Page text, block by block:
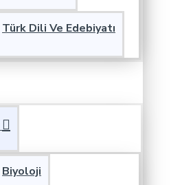
Türk Dili Ve Edebiyatı
Biyoloji